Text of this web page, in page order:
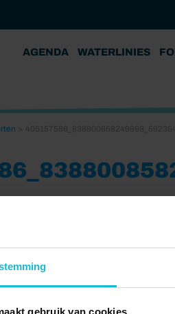
gebruik van cookies
AGENDA WATERLINIES